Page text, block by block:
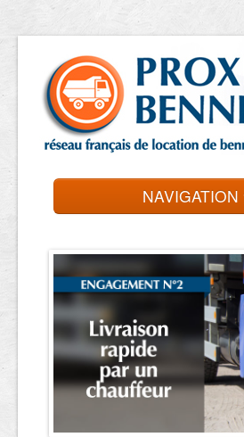
NAVIGATION
Location de benne
Contact et devis